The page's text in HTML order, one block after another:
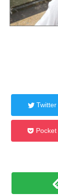
Twitter
Pocket